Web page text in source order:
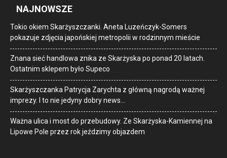
NAJNOWSZE
Tokio okiem Skarżyszczanki. Aneta Luzeńczyk-Somers
pokazuje zdjęcia japońskiej metropolii w rodzinnym mieście
Znana sieć handlowa znika ze Skarżyska po ponad 20 latach.
Ostatnim sklepem było Supeco
Skarżyszczanka Patrycja Zarychta z główną nagrodą ważnej
imprezy. I to nie jedyny dobry news…
Ważna ulica i most do przebudowy. Ze Skarżyska-Kamiennej na
Lipowe Pole przez rok jeździmy objazdem